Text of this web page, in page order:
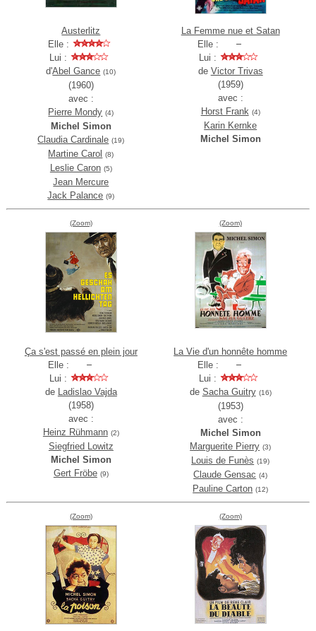
Austerlitz
Elle :
Lui :
d'Abel Gance (10)
(1960)
avec :
Pierre Mondy (4)
Michel Simon
Claudia Cardinale (19)
Martine Carol (8)
Leslie Caron (5)
Jean Mercure
Jack Palance (9)
La Femme nue et Satan
Elle :
Lui :
de Victor Trivas
(1959)
avec :
Horst Frank (4)
Karin Kernke
Michel Simon
(Zoom)
Ça s'est passé en plein jour
Elle :
Lui :
de Ladislao Vajda
(1958)
avec :
Heinz Rühmann (2)
Siegfried Lowitz
Michel Simon
Gert Fröbe (9)
(Zoom)
La Vie d'un honnête homme
Elle :
Lui :
de Sacha Guitry (16)
(1953)
avec :
Michel Simon
Marguerite Pierry (3)
Louis de Funès (19)
Claude Gensac (4)
Pauline Carton (12)
(Zoom) (Zoom)